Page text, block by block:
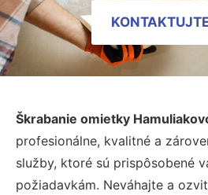
Škrabanie omietky
profesionálne, kvalitné a
služby, ktoré sú prispôsobené
požiadavkám. Neváhajte a